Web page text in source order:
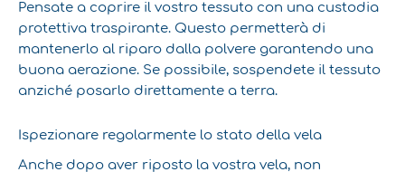
Pensate a coprire il vostro tessuto con una custodia
protettiva traspirante. Questo permetterà di
mantenerlo al riparo dalla polvere garantendo una
buona aerazione. Se possibile, sospendete il tessuto
anziché posarlo direttamente a terra.
Ispezionare regolarmente lo stato della vela
Anche dopo aver riposto la vostra vela, non